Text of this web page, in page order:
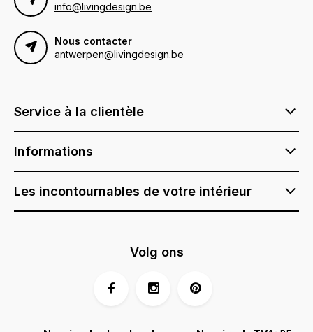
info@livingdesign.be
Nous contacter
antwerpen@livingdesign.be
Service à la clientèle
Informations
Les incontournables de votre intérieur
Volg ons